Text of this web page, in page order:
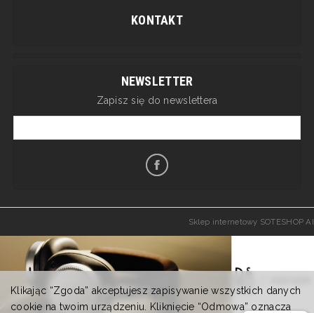
KONTAKT
NEWSLETTER
Zapisz się do newslettera
Sklep internetowy SOTESHOP AI
Klikając “Zgoda” akceptujesz zapisywanie wszystkich danych
cookie na twoim urządzeniu. Kliknięcie “Odmowa” oznacza